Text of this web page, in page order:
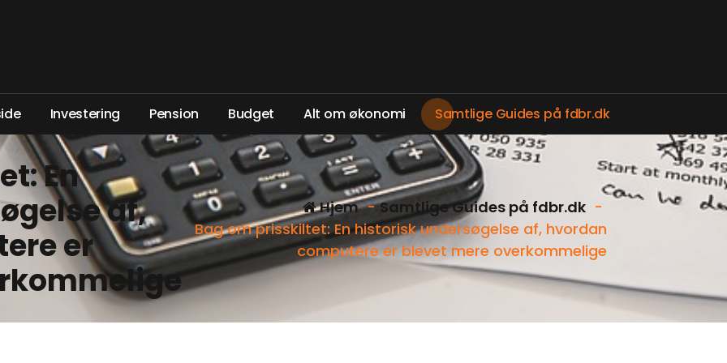
ide Investering Pension Budget Alt om økonomi Samtlige Guides på fdbr.dk
En
af,
er
Hjem-Samtlige Guides på fdbr.dk -
Bag om prisskiltet: En historisk undersøgelse af, hvordan
computere er blevet mere overkommelige